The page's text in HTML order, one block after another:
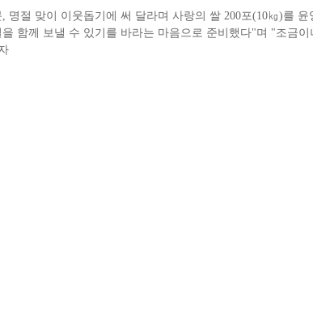
명절 맞이 이웃돕기에 써 달라며 사랑의 쌀 200포(10㎏)를
함께 보낼 수 있기를 바라는 마음으로 준비했다"며 "조금